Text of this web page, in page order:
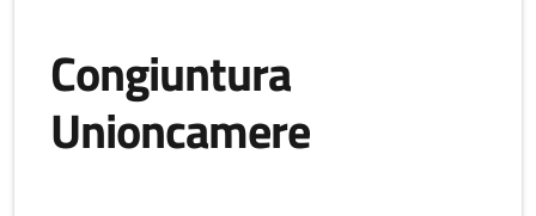
Congiuntura
Unioncamere